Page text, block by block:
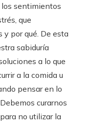
sentimientos
que
por qué. De esta
sabiduría
a lo que
a la comida u
pensar en lo
curarnos
no utilizar la